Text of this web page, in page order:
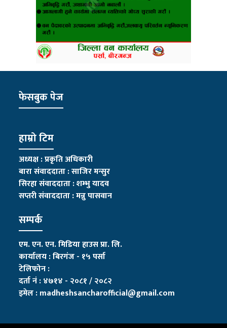
फेसबुक पेज
हाम्रो टिम
अध्यक्ष : प्रकृति अधिकारी
बारा संवाददाता : साजिर मन्सुर
सिरहा संवाददाता : शम्भु यादव
सप्तरी संवाददाता:मन्नु पासवान
सम्पर्क
एम. एन. एन. मिडिया हाउस प्रा. लि.
कार्यालय : बिरगंज - १५ पर्सा
टेलिफोन :
दर्ता नं : ४७१४ - २०८१ / २०८२
इमेल :madheshsancharofficial@gmail.com